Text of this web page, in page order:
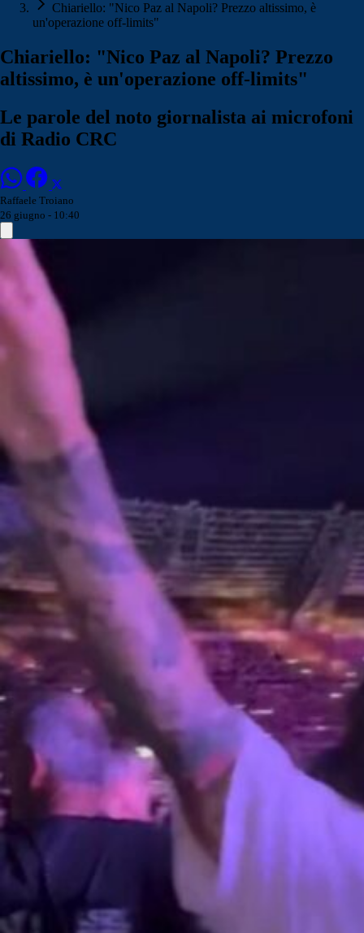
Chiariello: "Nico Paz al Napoli? Prezzo altissimo, è
un'operazione off-limits"
Chiariello: "Nico Paz al Napoli? Prezzo
altissimo, è un'operazione off-limits"
Le parole del noto giornalista ai microfoni
di Radio CRC
Raffaele Troiano
26 giugno - 10:40